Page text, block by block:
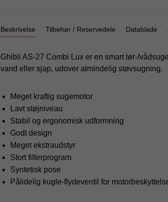
Beskrivelse Tilbehør / Reservedele Datablade
Ghibli AS-27 Combi Lux er en smart tør-/
vand eller sjap, udover almindelig støvsugning.
Meget kraftig sugemotor
Lavt støjniveau
Stabil og ergonomisk udformning
Godt design
Meget ekstraudstyr
Stort filterprogram
Syntetisk pose
Pålidelig kugle-flydeventil for